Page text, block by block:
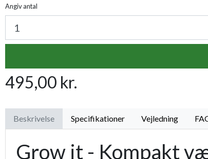
Handske MaxiDry
Plantetorvets grønne vandingspose 75 liter
Premium læder handske Flutter
Angiv antal
495,00 kr.
Beskrivelse Specifikationer Vejledning
Grow it - Kompakt